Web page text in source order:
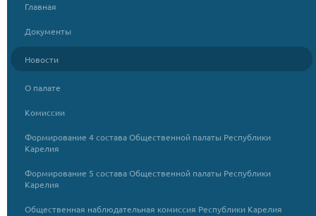
Главная
Документы
Новости
О палате
Комиссии
Формирование 4 состава Общественной палаты Республики
Карелия
Формирование 5 состава Общественной палаты Республики
Карелия
Общественная наблюдательная комиссия Республики Карелия